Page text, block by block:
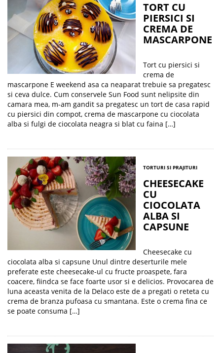
TORT CU
PIERSICI SI
CREMA DE
MASCARPONE
Tort cu piersici si
crema de
mascarpone E weekend asa ca neaparat trebuie sa pregatesc
si ceva dulce. Cum conservele Sun Food sunt nelipsite din
camara mea, m-am gandit sa pregatesc un tort de casa rapid
cu piersici din compot, crema de mascarpone cu ciocolata
alba si fulgi de ciocolata neagra si blat cu faina […]
TORTURI SI PRAJITURI
CHEESECAKE
CU
CIOCOLATA
ALBA SI
CAPSUNE
Cheesecake cu
ciocolata alba si capsune Unul dintre deserturile mele
preferate este cheesecake-ul cu fructe proaspete, fara
coacere, fiindca se face foarte usor si e delicios. Provocarea de
luna aceasta venita de la Delaco este de a pregati o reteta cu
crema de branza pufoasa cu smantana. Este o crema fina ce
se poate consuma […]